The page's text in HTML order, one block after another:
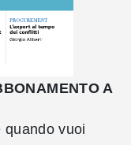
A
quando vuoi